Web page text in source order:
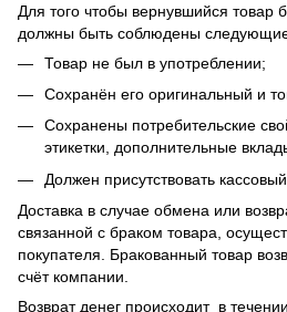
Для того чтобы вернувшийся товар
должны быть соблюдены
Товар не был в употреблении;
Сохранён его оригинальный и
Сохранены потребительские
этикетки, дополнительные
Должен присутствовать
Доставка в случае обмена или
связанной с браком товара,
покупателя. Бракованный товар
счёт компании.
Возврат денег происходит в